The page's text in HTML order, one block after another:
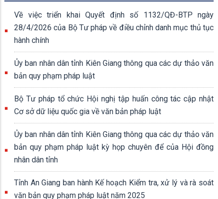
Về việc triển khai Quyết định số 1132/QĐ-BTP ngày
28/4/2026 của Bộ Tư pháp về điều chỉnh danh mục thủ tục
hành chính
Ủy ban nhân dân tỉnh Kiên Giang thông qua các dự thảo văn
bản quy phạm pháp luật
Bộ Tư pháp tổ chức Hội nghị tập huấn công tác cập nhật
Cơ sở dữ liệu quốc gia về văn bản pháp luật
Ủy ban nhân dân tỉnh Kiên Giang thông qua các dự thảo văn
bản quy phạm pháp luật kỳ họp chuyên để của Hội đồng
nhân dân tỉnh
Tỉnh An Giang ban hành Kế hoạch Kiểm tra, xử lý và rà soát
văn bản quy phạm pháp luật năm 2025